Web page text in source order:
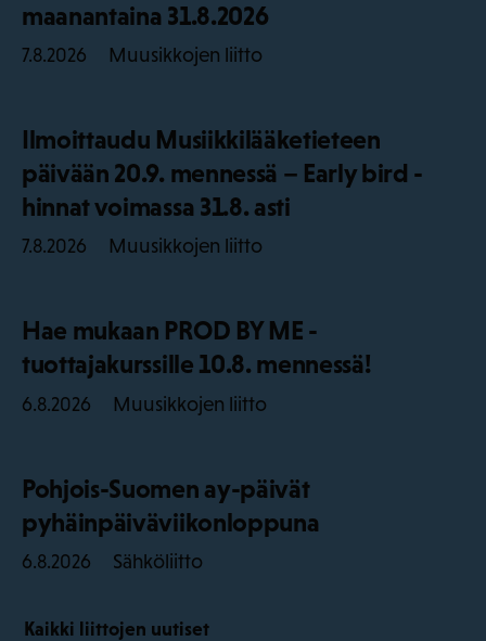
maanantaina 31.8.2026
7.8.2026 Muusikkojen liitto
Ilmoittaudu Musiikkilääketieteen
päivään 20.9. mennessä – Early bird -
hinnat voimassa 31.8. asti
7.8.2026 Muusikkojen liitto
Hae mukaan PROD BY ME -
tuottajakurssille 10.8. mennessä!
6.8.2026 Muusikkojen liitto
Pohjois-Suomen ay-päivät
pyhäinpäiväviikonloppuna
6.8.2026 Sähköliitto
Kaikki liittojen uutiset